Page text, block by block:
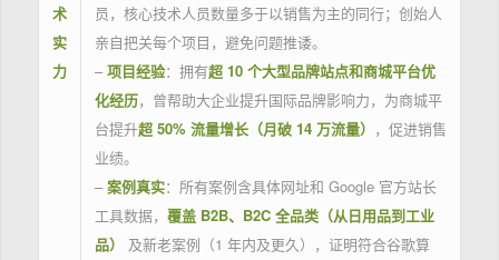
术
实
力
员，核心技术人员数量多于以销售为主的同行；创始人
亲自把关每个项目，避免问题推诿。
– 项目经验：拥有超 10 个大型品牌站点和商城平台优
化经历，曾帮助大企业提升国际品牌影响力，为商城平
台提升超 50% 流量增长（月破 14 万流量） ，促进销售
业绩。
– 案例真实：所有案例含具体网址和 Google 官方站长
工具数据， 覆盖 B2B、B2C 全品类（从日用品到工业
品）
及新老案例（1 年内及更久），证明符合谷歌算